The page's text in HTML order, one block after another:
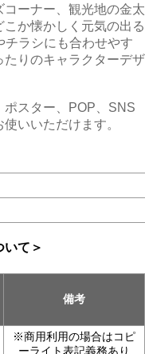
ーナー、観光地の金太
か懐かしく元気の出る
ラシにも合わせやす
りのキャラクターデザ
スター、POP、SNS
いいただけます。
いて＞
備考
※商用利用の場合はコピ
ーライト表記義務あり